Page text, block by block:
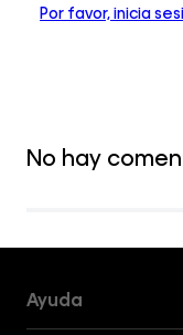
Por favor, inicia
No hay
Ayuda